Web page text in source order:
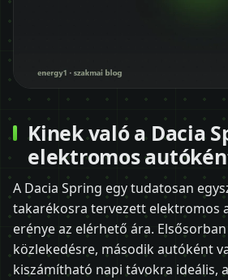
Kinek való a Dacia
elektromos
A Dacia Spring egy tudatosan
takarékosra tervezett elektromos
erénye az elérhető ára.
közlekedésre, második autóként
kiszámítható napi távokra ideális,